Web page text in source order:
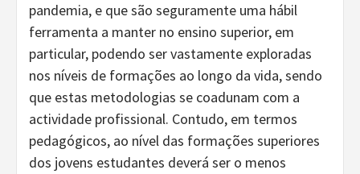
pandemia, e que são seguramente uma hábil
ferramenta a manter no ensino superior, em
particular, podendo ser vastamente exploradas
nos níveis de formações ao longo da vida, sendo
que estas metodologias se coadunam com a
actividade profissional. Contudo, em termos
pedagógicos, ao nível das formações superiores
dos jovens estudantes deverá ser o menos